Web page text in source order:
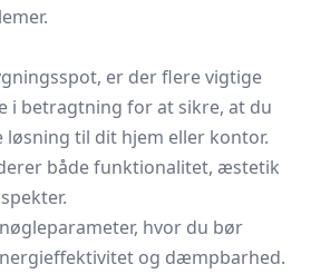
er der flere vigtige
i betragtning for at sikre, at du
til dit hjem eller kontor.
både funktionalitet, æstetik
hvor du bør
og dæmpbarhed.